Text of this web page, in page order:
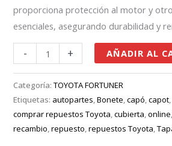
proporciona protección al motor y
esenciales, asegurando durabilidad y
- + AÑADIR AL
Categoría:TOYOTA FORTUNER
Etiquetas: autopartes ,Bonete ,capó ,capot
comprar repuestos Toyota ,cubierta ,online
recambio ,repuesto ,repuestos Toyota ,